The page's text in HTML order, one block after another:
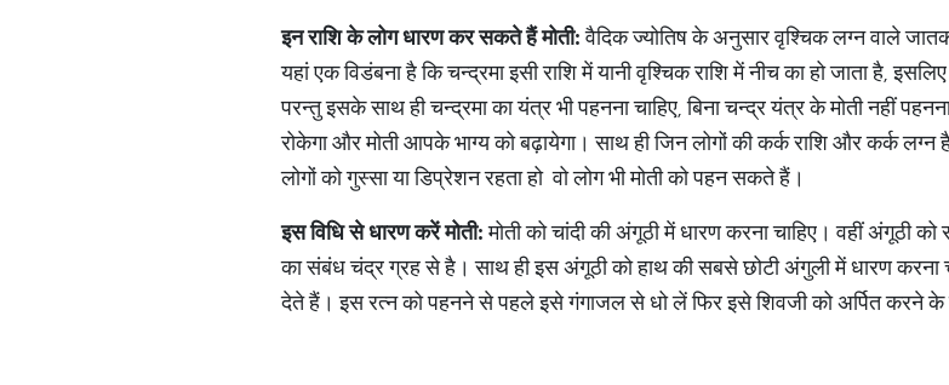
इनराशिकेलोगधारणकरसकतेहैंमोती:वैदिक ज्योतिष के अनुसार वृश्चिक लग्न वाले
यहां एक विडंबना है कि चन्द्रमा इसी राशि में यानी वृश्चिक राशि में नीच का हो जाता है,
परन्तु इसके साथ ही चन्द्रमा का यंत्र भी पहनना चाहिए, बिना चन्द्र यंत्र के मोती नहीं
रोकेगा और मोती आपके भाग्य को बढ़ायेगा। साथ ही जिन लोगों की कर्क राशि और कर्क
लोगों को गुस्सा या डिप्रेशन रहता हो वो लोग भी मोती को पहन सकते हैं।
इसविधिसेधारणकरेंमोती:मोती को चांदी की अंगूठी में धारण करना चाहिए। वहीं अंगूठी को
का संबंध चंद्र ग्रह से है। साथ ही इस अंगूठी को हाथ की सबसे छोटी अंगुली में धारण करना
देते हैं। इस रत्न को पहनने से पहले इसे गंगाजल से धो लें फिर इसे शिवजी को अर्पित करने के